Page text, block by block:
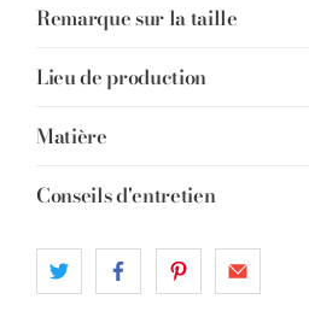
Remarque sur la taille
Lieu de production
Matière
Conseils d'entretien